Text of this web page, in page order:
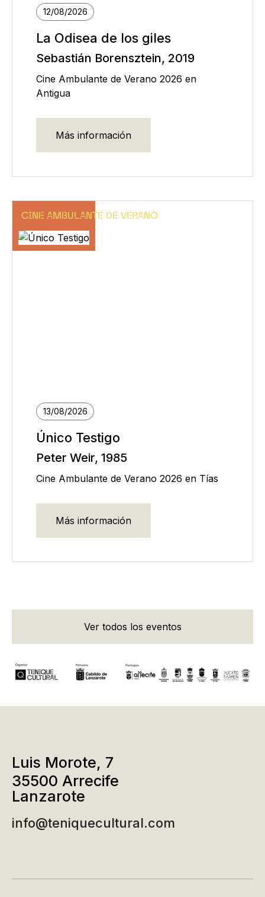
12/08/2026
La Odisea de los giles
Sebastián Borensztein, 2019
Cine Ambulante de Verano 2026 en
Antigua
Más información
CINE AMBULANTE DE VERANO
13/08/2026
Único Testigo
Peter Weir, 1985
Cine Ambulante de Verano 2026 en Tías
Más información
Ver todos los eventos
Luis Morote, 7
35500 Arrecife
Lanzarote
info@teniquecultural.com